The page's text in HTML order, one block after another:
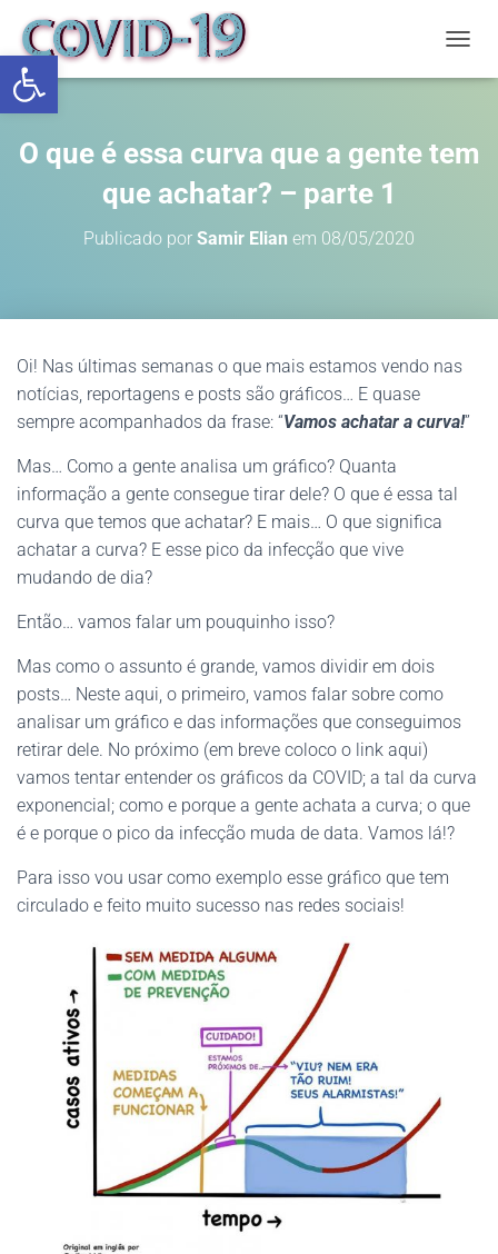
Abrir a barra de ferramentas
O que é essa curva que a gente tem
que achatar? – parte 1
Publicado por Samir Elian em 08/05/2020
Oi! Nas últimas semanas o que mais estamos vendo nas
notícias, reportagens e posts são gráficos… E quase
sempre acompanhados da frase: “Vamos achatar a curva!”
Mas… Como a gente analisa um gráfico? Quanta
informação a gente consegue tirar dele? O que é essa tal
curva que temos que achatar? E mais… O que significa
achatar a curva? E esse pico da infecção que vive
mudando de dia?
Então… vamos falar um pouquinho isso?
Mas como o assunto é grande, vamos dividir em dois
posts… Neste aqui, o primeiro, vamos falar sobre como
analisar um gráfico e das informações que conseguimos
retirar dele. No próximo (em breve coloco o link aqui)
vamos tentar entender os gráficos da COVID; a tal da curva
exponencial; como e porque a gente achata a curva; o que
é e porque o pico da infecção muda de data. Vamos lá!?
Para isso vou usar como exemplo esse gráfico que tem
circulado e feito muito sucesso nas redes sociais!